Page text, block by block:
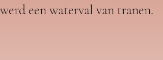
werd een waterval van tranen.